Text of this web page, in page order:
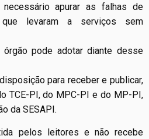
apurar as falhas de
que levaram a serviços sem
órgão pode adotar diante desse
para receber e publicar,
TCE-PI, do MPC-PI e do MP-PI,
da SESAPI.
pelos leitores e não recebe